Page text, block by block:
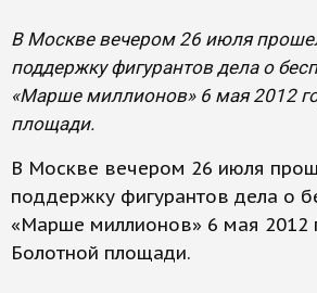
В Москве вечером 26 июля
поддержку фигурантов дела о
«Марше миллионов» 6 мая 2012
площади.
В Москве вечером 26 июля
поддержку фигурантов дела о
«Марше миллионов» 6 мая 2012
Болотной площади.